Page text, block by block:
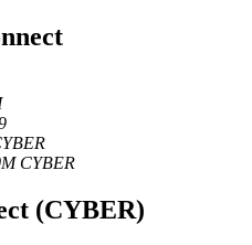
CYBER
(CYBER)